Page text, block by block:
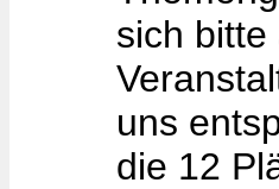
sich
uns
die 12